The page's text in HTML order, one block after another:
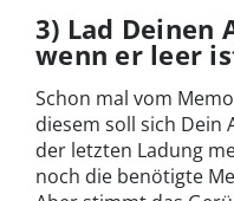
3) Lad Deinen
wenn er leer
Schon mal vom
diesem soll sich Dein
der letzten Ladung
noch die benötigte